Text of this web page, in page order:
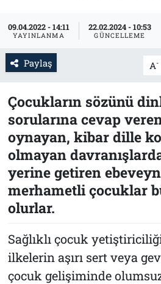
09.04.2022 - 14:11
YAYINLANMA
22.02.2024 - 10:53
GÜNCELLEME
Paylaş A-
Çocukların sözünü
sorularına cevap
oynayan, kibar dille
olmayan
yerine getiren
merhametli çocuklar
olurlar.
Sağlıklı çocuk
ilkelerin aşırı sert veya
çocuk gelişiminde
Tarih
İletişim
Künye